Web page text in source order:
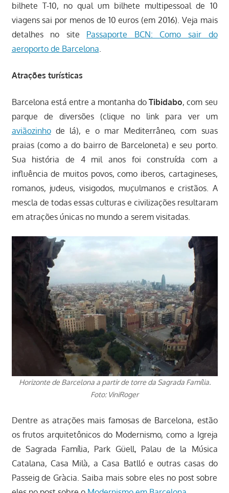
bilhete T-10, no qual um bilhete multipessoal de 10
viagens sai por menos de 10 euros (em 2016). Veja mais
detalhes no site Passaporte BCN: Como sair do
aeroporto de Barcelona.
Atrações turísticas
Barcelona está entre a montanha doTibidabo, com seu
parque de diversões (clique no link para ver um
aviãozinhode lá), e o mar Mediterrâneo, com suas
praias (como a do bairro de Barceloneta) e seu porto.
Sua história de 4 mil anos foi construída com a
influência de muitos povos, como iberos, cartagineses,
romanos, judeus, visigodos, muçulmanos e cristãos. A
mescla de todas essas culturas e civilizações resultaram
em atrações únicas no mundo a serem visitadas.
Horizonte de Barcelona a partir de torre da Sagrada Família.
Foto: ViniRoger
Dentre as atrações mais famosas de Barcelona, estão
os frutos arquitetônicos do Modernismo, como a Igreja
de Sagrada Família, Park Güell, Palau de la Música
Catalana, Casa Milà, a Casa Batlló e outras casas do
Passeig de Gràcia. Saiba mais sobre eles no post sobre